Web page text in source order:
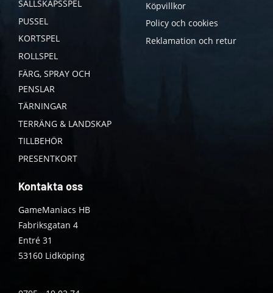
SÄLLSKAPSSPEL
PUSSEL
KORTSPEL
ROLLSPEL
FÄRG, SPRAY OCH
PENSLAR
TÄRNINGAR
TERRÄNG & LANDSKAP
TILLBEHÖR
PRESENTKORT
Köpvillkor
Policy och cookies
Reklamation och retur
Kontakta oss
GameManiacs HB
Fabriksgatan 4
Entré 31
53160 Lidköping